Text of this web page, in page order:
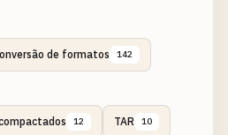
de formatos 142
12 TAR 10